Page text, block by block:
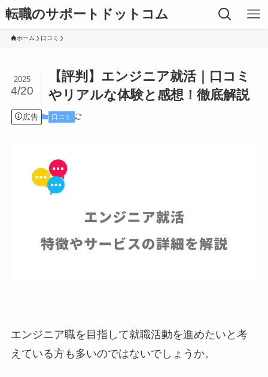
転職のサポートドットコム
ホーム 口コミ
【評判】エンジニア就活｜口コミ
やリアルな体験と感想！徹底解説
2025
4/20
広告 口コミ
エンジニア職を目指して就職活動を進めたいと考
えている方も多いのではないでしょうか。